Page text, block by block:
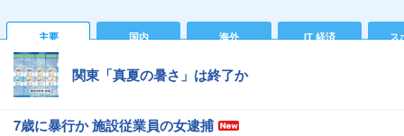
主要 国内 海外 IT 経済 ス
関東「真夏の暑さ」は終了か
7歳に暴行か 施設従業員の女逮捕